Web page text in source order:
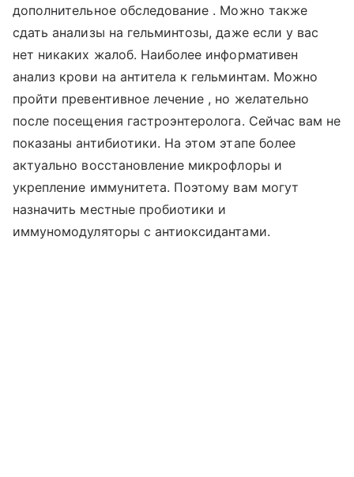
дополнительное обследование . Можно также
сдать анализы на гельминтозы, даже если у вас
нет никаких жалоб. Наиболее информативен
анализ крови на антитела к гельминтам. Можно
пройти превентивное лечение , но желательно
после посещения гастроэнтеролога. Сейчас вам не
показаны антибиотики. На этом этапе более
актуально восстановление микрофлоры и
укрепление иммунитета. Поэтому вам могут
назначить местные пробиотики и
иммуномодуляторы с антиоксидантами.